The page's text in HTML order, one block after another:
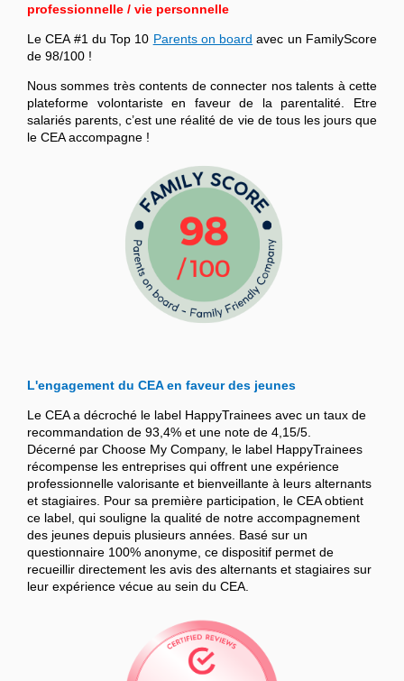
professionnelle / vie personnelle
Le CEA #1 du Top 10 Parents on board avec un FamilyScore
de 98/100 !
Nous sommes très contents de connecter nos talents à cette
plateforme volontariste en faveur de la parentalité. Etre
salariés parents, c’est une réalité de vie de tous les jours que
le CEA accompagne !
L'engagement du CEA en faveur des jeunes
Le CEA a décroché le label HappyTrainees avec un taux de
recommandation de 93,4% et une note de 4,15/5.
Décerné par Choose My Company, le label HappyTrainees
récompense les entreprises qui offrent une expérience
professionnelle valorisante et bienveillante à leurs alternants
et stagiaires. Pour sa première participation, le CEA obtient
ce label, qui souligne la qualité de notre accompagnement
des jeunes depuis plusieurs années. Basé sur un
questionnaire 100% anonyme, ce dispositif permet de
recueillir directement les avis des alternants et stagiaires sur
leur expérience vécue au sein du CEA.